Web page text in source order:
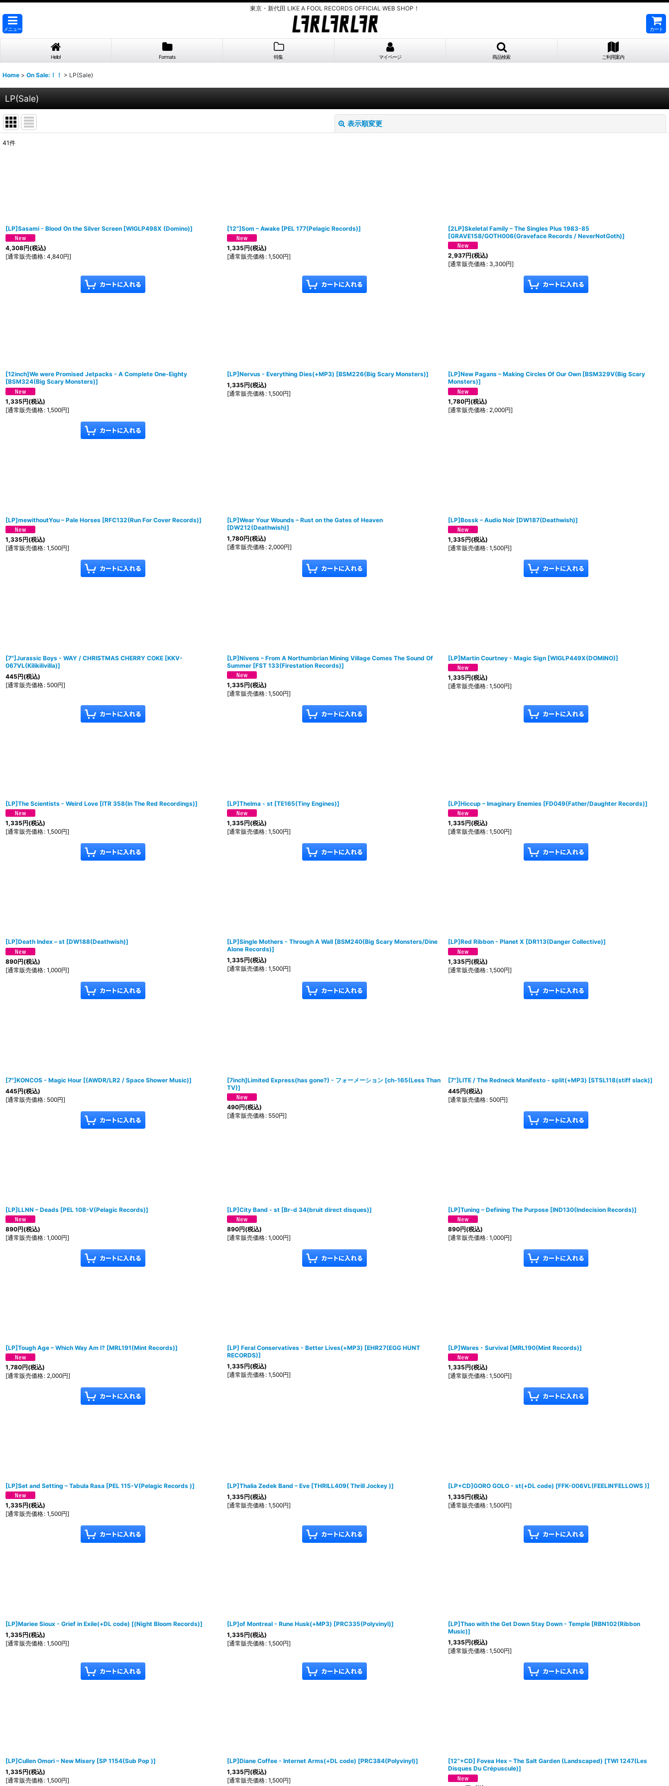
東京・新代田 LIKE A FOOL RECORDS OFFICIAL WEB SHOP！
メニュー カート
Hello! Formats 特集 マイページ 商品検索 ご利用案内
Home > On Sale:！！ > LP(Sale)
LP(Sale)
表示順変更
41件
[LP]Sasami - Blood On the Silver Screen [WIGLP498X (Domino)]
4,308円(税込)
[通常販売価格: 4,840円]
[12"]Som ‎– Awake [PEL 177(Pelagic Records)]
1,335円(税込)
[通常販売価格: 1,500円]
[2LP]Skeletal Family – The Singles Plus 1983-85
[GRAVE158/GOTH006(Graveface Records / NeverNotGoth)]
2,937円(税込)
[通常販売価格: 3,300円]
[12inch]We were Promised Jetpacks - A Complete One​-​Eighty
[BSM324(Big Scary Monsters)]
1,335円(税込)
[通常販売価格: 1,500円]
[LP]Nervus - Everything Dies(+MP3) [BSM226(Big Scary Monsters)]
1,335円(税込)
[通常販売価格: 1,500円]
[LP]New Pagans – Making Circles Of Our Own [BSM329V(Big Scary
Monsters)]
1,780円(税込)
[通常販売価格: 2,000円]
[LP]mewithoutYou – Pale Horses [RFC132(Run For Cover Records)]
1,335円(税込)
[通常販売価格: 1,500円]
[LP]Wear Your Wounds – Rust on the Gates of Heaven
[DW212(Deathwish)]
1,780円(税込)
[通常販売価格: 2,000円]
[LP]Bossk – Audio Noir [DW187(Deathwish)]
1,335円(税込)
[通常販売価格: 1,500円]
[7"]Jurassic Boys - WAY / CHRISTMAS CHERRY COKE [KKV-
067VL(Kilikilivilla)]
445円(税込)
[通常販売価格: 500円]
[LP]Nivens – From A Northumbrian Mining Village Comes The Sound Of
Summer [FST 133(Firestation Records)]
1,335円(税込)
[通常販売価格: 1,500円]
[LP]Martin Courtney - Magic Sign [WIGLP449X(DOMINO)]
1,335円(税込)
[通常販売価格: 1,500円]
[LP]The Scientists - Weird Love [ITR 358(In The Red Recordings)]
1,335円(税込)
[通常販売価格: 1,500円]
[LP]Thelma - st [TE165(Tiny Engines)]
1,335円(税込)
[通常販売価格: 1,500円]
[LP]Hiccup – Imaginary Enemies [FD049(Father/Daughter Records)]
1,335円(税込)
[通常販売価格: 1,500円]
[LP]Death Index – st [DW188(Deathwish)]
890円(税込)
[通常販売価格: 1,000円]
[LP]Single Mothers - Through A Wall [BSM240(Big Scary Monsters/Dine
Alone Records)]
1,335円(税込)
[通常販売価格: 1,500円]
[LP]Red Ribbon - Planet X [DR113(Danger Collective)]
1,335円(税込)
[通常販売価格: 1,500円]
[7"]KONCOS - Magic Hour [(AWDR/LR2 / Space Shower Music)]
445円(税込)
[通常販売価格: 500円]
[7inch]Limited Express(has gone?) - フォーメーション [ch-165(Less Than
TV)]
490円(税込)
[通常販売価格: 550円]
[7"]LITE / The Redneck Manifesto - split(+MP3) [STSL118(stiff slack)]
445円(税込)
[通常販売価格: 500円]
[LP]LLNN ‎– Deads [PEL 108-V(Pelagic Records)]
890円(税込)
[通常販売価格: 1,000円]
[LP]City Band - st [Br-d 34(bruit direct disques)]
890円(税込)
[通常販売価格: 1,000円]
[LP]Tuning ‎– Defining The Purpose [IND130(Indecision Records)]
890円(税込)
[通常販売価格: 1,000円]
[LP]Tough Age ‎– Which Way Am I? [MRL191(Mint Records)]
1,780円(税込)
[通常販売価格: 2,000円]
[LP] Feral Conservatives - Better Lives(+MP3) [EHR27(EGG HUNT
RECORDS)]
1,335円(税込)
[通常販売価格: 1,500円]
[LP]Wares ‎- Survival [MRL190(Mint Records)]
1,335円(税込)
[通常販売価格: 1,500円]
[LP]Set and Setting ‎– Tabula Rasa [PEL 115-V(Pelagic Records )]
1,335円(税込)
[通常販売価格: 1,500円]
[LP]Thalia Zedek Band ‎– Eve [THRILL409( Thrill Jockey )]
1,335円(税込)
[通常販売価格: 1,500円]
[LP+CD]GORO GOLO - st(+DL code) [FFK-006VL(FEELIN'FELLOWS )]
1,335円(税込)
[通常販売価格: 1,500円]
[LP]Mariee Sioux - Grief in Exile(+DL code) [(Night Bloom Records)]
1,335円(税込)
[通常販売価格: 1,500円]
[LP]of Montreal - Rune Husk(+MP3) [PRC335(Polyvinyl)]
1,335円(税込)
[通常販売価格: 1,500円]
[LP]Thao with the Get Down Stay Down - Temple [RBN102(Ribbon
Music)]
1,335円(税込)
[通常販売価格: 1,500円]
[LP]Cullen Omori ‎– New Misery [SP 1154(Sub Pop )]
1,335円(税込)
[通常販売価格: 1,500円]
[LP]Diane Coffee - Internet Arms(+DL code) [PRC384(Polyvinyl)]
1,335円(税込)
[通常販売価格: 1,500円]
[12”+CD] Fovea Hex – The Salt Garden (Landscaped) [TWI 1247(Les
Disques Du Crépuscule)]